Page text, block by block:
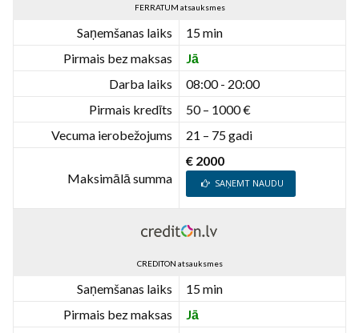
FERRATUM atsauksmes
Saņemšanas laiks
15 min
Pirmais bez maksas
Jā
Darba laiks
08:00 - 20:00
Pirmais kredīts
50 – 1000 €
Vecuma ierobežojums
21 – 75 gadi
Maksimālā summa
€ 2000
SAŅEMT NAUDU
CREDITON atsauksmes
Saņemšanas laiks
15 min
Pirmais bez maksas
Jā